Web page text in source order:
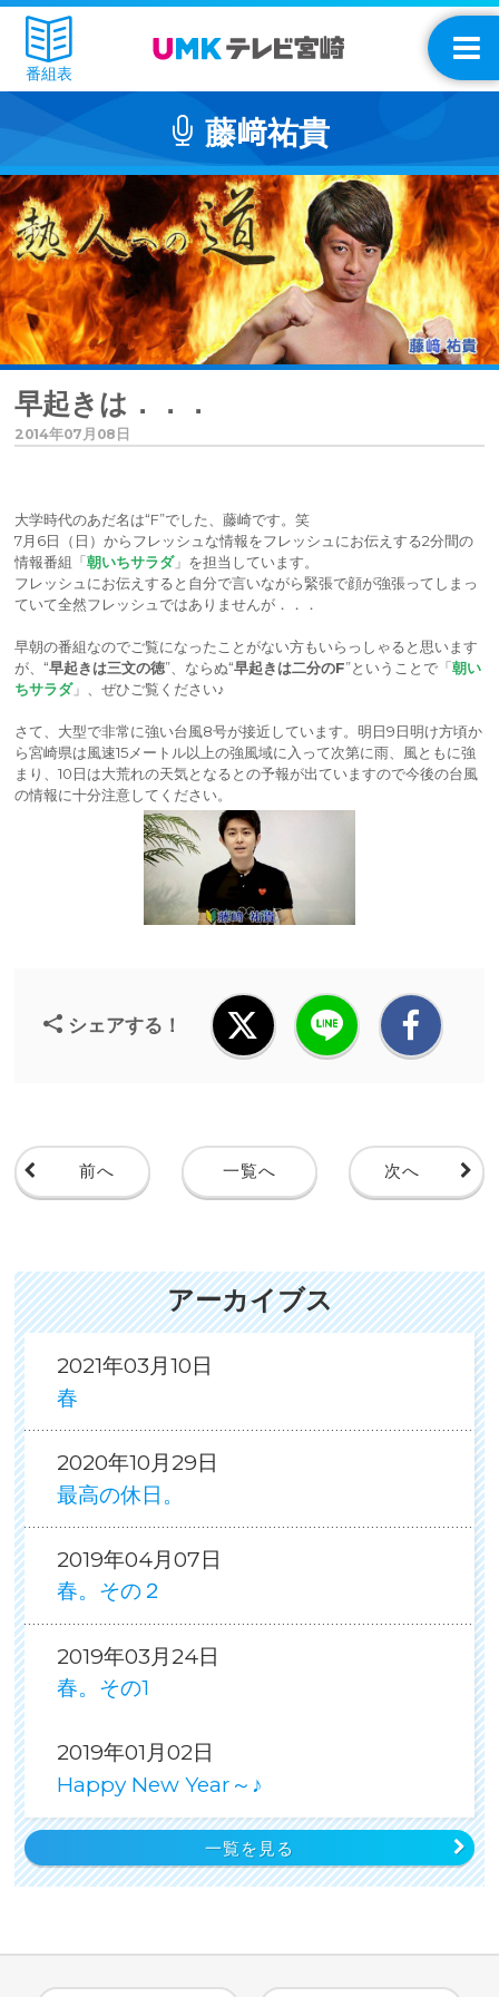
番組表
藤﨑祐貴
早起きは．．．
2014年07月08日
大学時代のあだ名は“F”でした、藤崎です。笑
7月6日（日）からフレッシュな情報をフレッシュにお伝えする2分間の
情報番組「朝いちサラダ」を担当しています。
フレッシュにお伝えすると自分で言いながら緊張で顔が強張ってしまっ
ていて全然フレッシュではありませんが．．．
早朝の番組なのでご覧になったことがない方もいらっしゃると思います
が、“早起きは三文の徳”、ならぬ“早起きは二分のF”ということで「朝い
ちサラダ」、ぜひご覧ください♪
さて、大型で非常に強い台風8号が接近しています。明日9日明け方頃か
ら宮崎県は風速15メートル以上の強風域に入って次第に雨、風ともに強
まり、10日は大荒れの天気となるとの予報が出ていますので今後の台風
の情報に十分注意してください。
シェアする！
前へ 一覧へ 次へ
アーカイブス
2021年03月10日
春
2020年10月29日
最高の休日。
2019年04月07日
春。その２
2019年03月24日
春。その1
2019年01月02日
Happy New Year～♪
一覧を見る